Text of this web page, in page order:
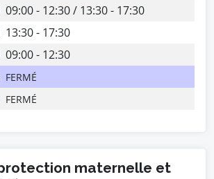
09:00 - 12:30 / 13:30 - 17:30
13:30 - 17:30
09:00 - 12:30
FERMÉ
FERMÉ
maternelle et